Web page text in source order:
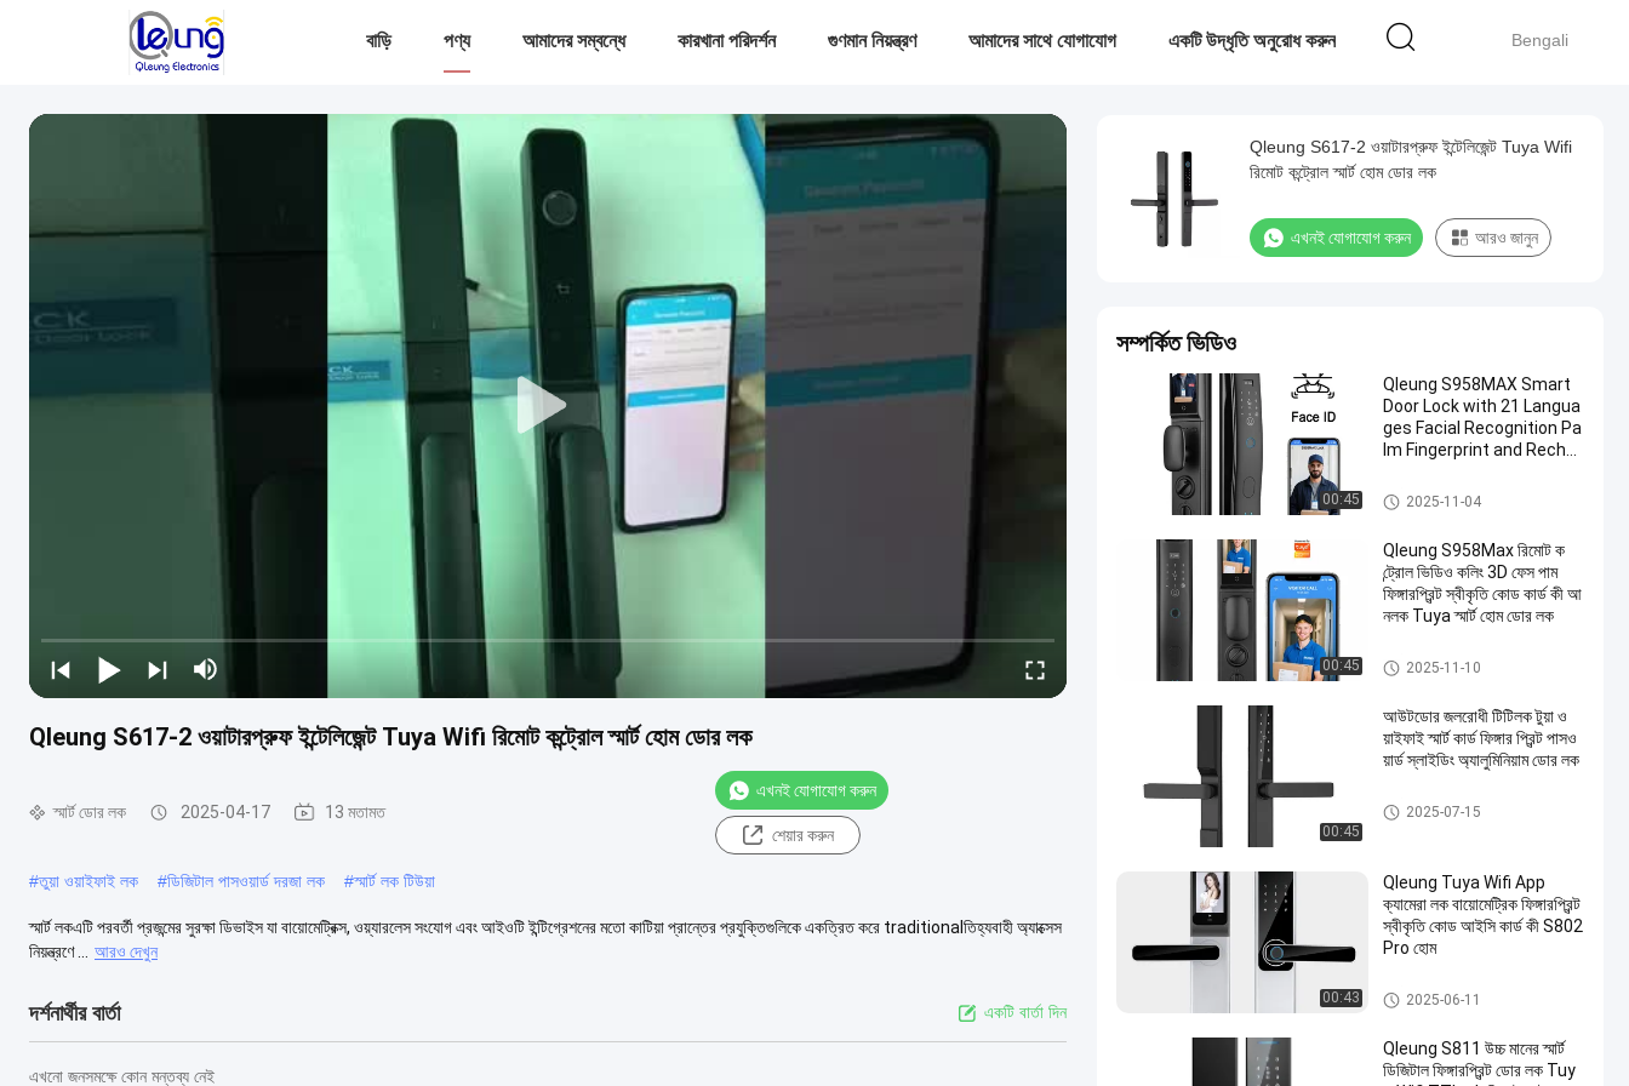
Bengali
বাড়ি পণ্য আমাদের সম্বন্ধে কারখানা পরিদর্শন গুণমান নিয়ন্ত্রণ আমাদের সাথে যোগাযোগ একটি উদ্ধৃতি অনুরোধ করুন
Qleung S617-2 ওয়াটারপ্রুফ ইন্টেলিজেন্ট Tuya Wifi রিমোট কন্ট্রোল স্মার্ট হোম ডোর লক
স্মার্ট ডোর লক 2025-04-17 13 মতামত
এখনই যোগাযোগ করুন
শেয়ার করুন
#তুয়া ওয়াইফাই লক #ডিজিটাল পাসওয়ার্ড দরজা লক #স্মার্ট লক টিউয়া
স্মার্ট লকএটি পরবর্তী প্রজন্মের সুরক্ষা ডিভাইস যা বায়োমেট্রিক্স, ওয়্যারলেস সংযোগ এবং আইওটি ইন্টিগ্রেশনের মতো কাটিয়া প্রান্তের প্রযুক্তিগুলিকে একত্রিত করে traditionalতিহ্যবাহী অ্যাক্সেস
নিয়ন্ত্রণে ...
আরও দেখুন
দর্শনার্থীর বার্তা একটি বার্তা দিন
এখনো জনসমক্ষে কোন মন্তব্য নেই
Qleung S617-2 ওয়াটারপ্রুফ ইন্টেলিজেন্ট Tuya Wifi
রিমোট কন্ট্রোল স্মার্ট হোম ডোর লক
এখনই যোগাযোগ করুন আরও জানুন
সম্পর্কিত ভিডিও
00:45
Qleung S958MAX Smart
Door Lock with 21 Langua
ges Facial Recognition Pa
lm Fingerprint and Rechar
স্মার্ট ডোর লক
2025-11-04
00:45
Qleung S958Max রিমোট ক
ন্ট্রোল ভিডিও কলিং 3D ফেস পাম
ফিঙ্গারপ্রিন্ট স্বীকৃতি কোড কার্ড কী আ
নলক Tuya স্মার্ট হোম ডোর লক
স্মার্ট ডোর লক
2025-11-10
00:45
আউটডোর জলরোধী টিটিলক টুয়া ও
য়াইফাই স্মার্ট কার্ড ফিঙ্গার প্রিন্ট পাসও
য়ার্ড স্লাইডিং অ্যালুমিনিয়াম ডোর লক
স্মার্ট ডোর লক
2025-07-15
00:43
Qleung Tuya Wifi App
ক্যামেরা লক বায়োমেট্রিক ফিঙ্গারপ্রিন্ট
স্বীকৃতি কোড আইসি কার্ড কী S802
Pro হোম
স্মার্ট ডোর লক
2025-06-11
Qleung S811 উচ্চ মানের স্মার্ট
ডিজিটাল ফিঙ্গারপ্রিন্ট ডোর লক Tuy